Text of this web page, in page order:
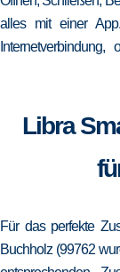
alles mit einer
Libra
Für das perfekte
Buchholz (99762